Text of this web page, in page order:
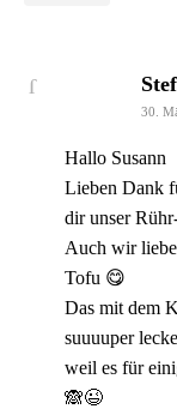
30.
Hallo Susann
Lieben Dank
dir unser
Auch wir
Tofu 😋
Das mit dem
suuuuper
weil es für
🙈😉